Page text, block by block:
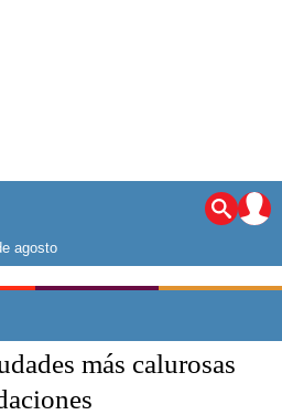
La ciudad
Punta Alta
El mundo
Seguridad
agosto
más calurosas